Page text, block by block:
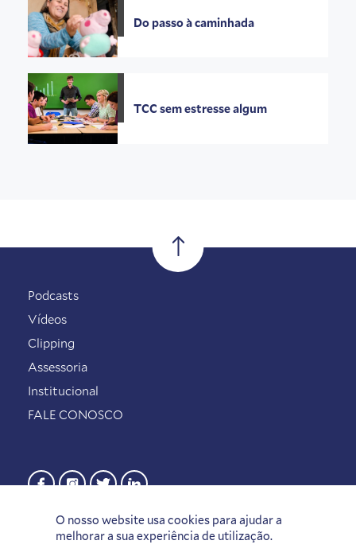
Do passo à caminhada
TCC sem estresse algum
O nosso website usa cookies para ajudar a
melhorar a sua experiência de utilização.
Podcasts
Vídeos
Clipping
Assessoria
Institucional
FALE CONOSCO